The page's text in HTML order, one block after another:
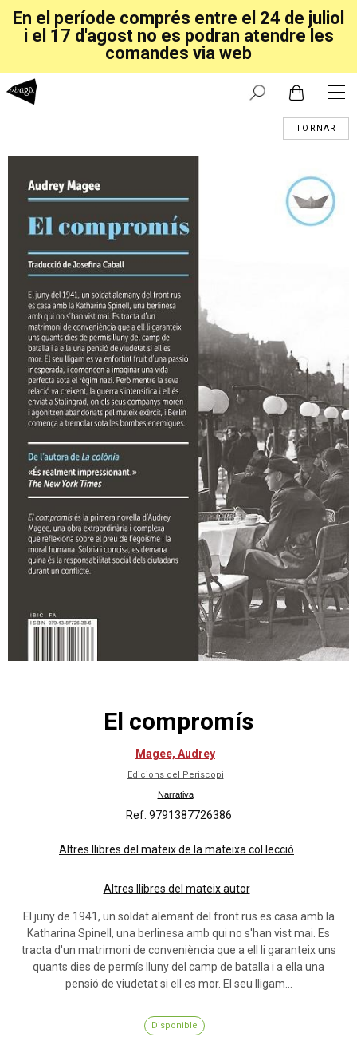
En el període comprés entre el 24 de juliol
i el 17 d'agost no es podran atendre les
comandes via web
TORNAR
El compromís
Magee, Audrey
Edicions del Periscopi
Narrativa
Ref. 9791387726386
Altres llibres del mateix de la mateixa col·lecció
Altres llibres del mateix autor
El juny de 1941, un soldat alemant del front rus es casa amb la
Katharina Spinell, una berlinesa amb qui no s'han vist mai. Es
tracta d'un matrimoni de conveniència que a ell li garanteix uns
quants dies de permís lluny del camp de batalla i a ella una
pensió de viudetat si ell es mor. El seu lligam...
Disponible